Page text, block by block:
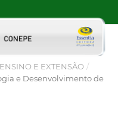
E EXTENSÃO /
e Desenvolvimento de